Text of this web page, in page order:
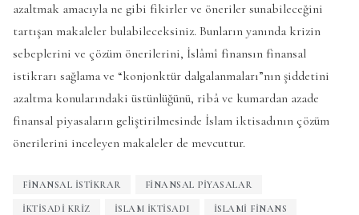
azaltmak amacıyla ne gibi fikirler ve öneriler sunabileceğini
tartışan makaleler bulabileceksiniz. Bunların yanında krizin
sebeplerini ve çözüm önerilerini, İslâmî finansın finansal
istikrarı sağlama ve “konjonktür dalgalanmaları”nın şiddetini
azaltma konularındaki üstünlüğünü, ribâ ve kumardan azade
finansal piyasaların geliştirilmesinde İslam iktisadının çözüm
önerilerini inceleyen makaleler de mevcuttur.
FINANSAL İSTIKRAR FINANSAL PIYASALAR
IKTISADI KRIZ ISLAM IKTISADI ISLAMI FINANS